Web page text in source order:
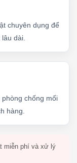
chuyên dụng để
dài.
chống mối
hàng.
miễn phí và xử lý